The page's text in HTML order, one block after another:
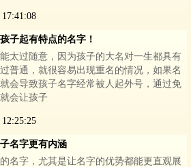
子起有特点的名字！
太过随意，因为孩子的大名对一生都具有
普通，就很容易出现重名的情况，如果名
会导致孩子名字经常被人起外号，通过免
会让孩子
名字更有内涵
名字，尤其是让名字的优势都能更直观展